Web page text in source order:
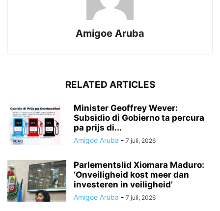
Amigoe Aruba
RELATED ARTICLES
Minister Geoffrey Wever:
Subsidio di Gobierno ta percura
pa prijs di...
Amigoe Aruba - 7 juli, 2026
Parlementslid Xiomara Maduro:
‘Onveiligheid kost meer dan
investeren in veiligheid’
Amigoe Aruba - 7 juli, 2026